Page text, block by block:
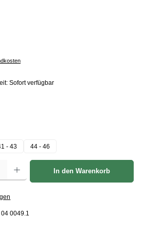
Sofort verfügbar
- 43 44 - 46
Wert ein oder benutze die Schaltflächen um die
In den Warenkorb
0049.1